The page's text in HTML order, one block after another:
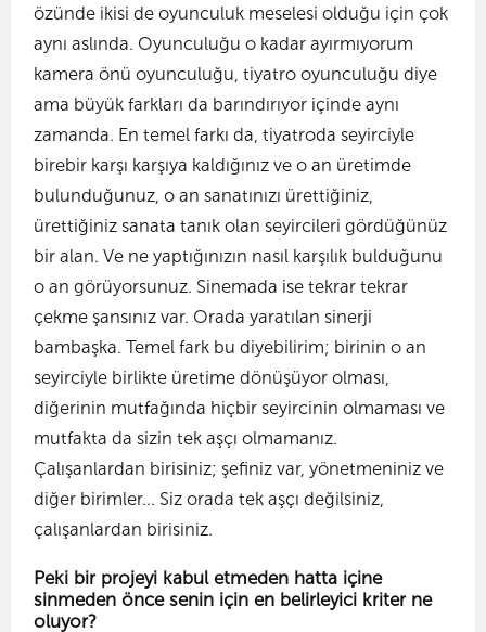
özünde ikisi de oyunculuk meselesi olduğu için çok
aynı aslında. Oyunculuğu o kadar ayırmıyorum
kamera önü oyunculuğu, tiyatro oyunculuğu diye
ama büyük farkları da barındırıyor içinde aynı
zamanda. En temel farkı da, tiyatroda seyirciyle
birebir karşı karşıya kaldığınız ve o an üretimde
bulunduğunuz, o an sanatınızı ürettiğiniz,
ürettiğiniz sanata tanık olan seyircileri gördüğünüz
bir alan. Ve ne yaptığınızın nasıl karşılık bulduğunu
o an görüyorsunuz. Sinemada ise tekrar tekrar
çekme şansınız var. Orada yaratılan sinerji
bambaşka. Temel fark bu diyebilirim; birinin o an
seyirciyle birlikte üretime dönüşüyor olması,
diğerinin mutfağında hiçbir seyircinin olmaması ve
mutfakta da sizin tek aşçı olmamanız.
Çalışanlardan birisiniz; şefiniz var, yönetmeniniz ve
diğer birimler... Siz orada tek aşçı değilsiniz,
çalışanlardan birisiniz.
Peki bir projeyi kabul etmeden hatta içine
sinmeden önce senin için en belirleyici kriter ne
oluyor?